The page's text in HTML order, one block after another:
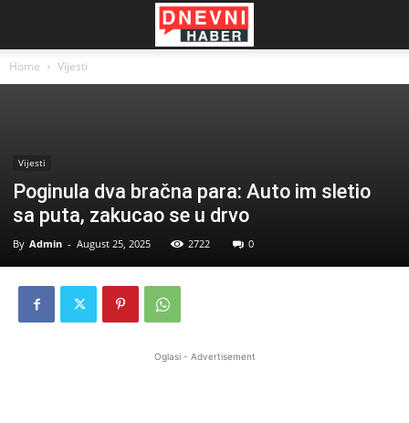
Home Vijesti
Vijesti
Poginula dva bračna para: Auto im sletio
sa puta, zakucao se u drvo
By Admin - August 25, 2025 2722 0
Oglasi - Advertisement